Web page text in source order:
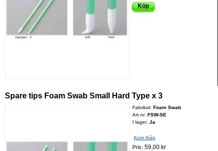
Köp
Spare tips Foam Swab Small Hard Type x 3
Fabrikat: Foam Swab
Art.nr: FSW-SE
I lager: Ja
Kom ihåg
Pris: 59,00 kr